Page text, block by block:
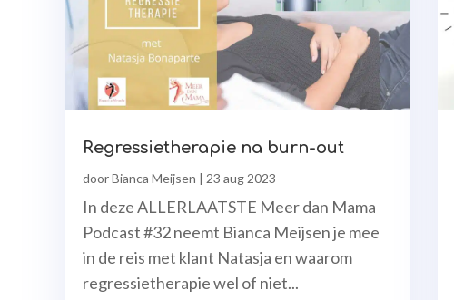
Regressietherapie na burn-out
doorBianca Meijsen | 23 aug 2023
In deze ALLERLAATSTE Meer dan Mama
Podcast #32 neemt Bianca Meijsen je mee
in de reis met klant Natasja en waarom
regressietherapie wel of niet...